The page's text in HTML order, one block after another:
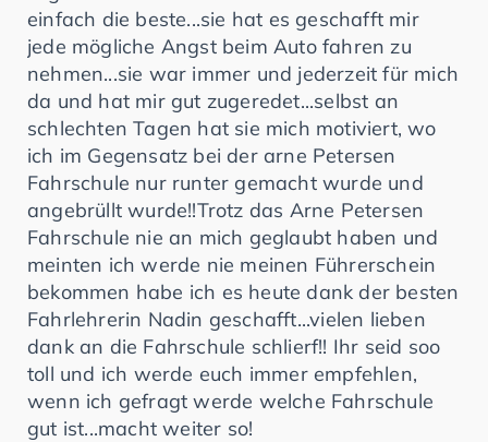
einfach die beste...sie hat es geschafft mir
jede mögliche Angst beim Auto fahren zu
nehmen...sie war immer und jederzeit für mich
da und hat mir gut zugeredet...selbst an
schlechten Tagen hat sie mich motiviert, wo
ich im Gegensatz bei der arne Petersen
Fahrschule nur runter gemacht wurde und
angebrüllt wurde!!Trotz das Arne Petersen
Fahrschule nie an mich geglaubt haben und
meinten ich werde nie meinen Führerschein
bekommen habe ich es heute dank der besten
Fahrlehrerin Nadin geschafft...vielen lieben
dank an die Fahrschule schlierf!! Ihr seid soo
toll und ich werde euch immer empfehlen,
wenn ich gefragt werde welche Fahrschule
gut ist...macht weiter so!